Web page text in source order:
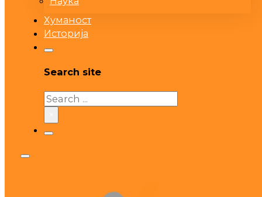
Хуманост
Историја
Search site
Search